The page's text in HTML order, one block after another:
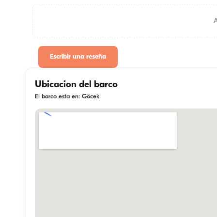
Escribir una reseña
Ubicacion del barco
El barco esta en: Göcek